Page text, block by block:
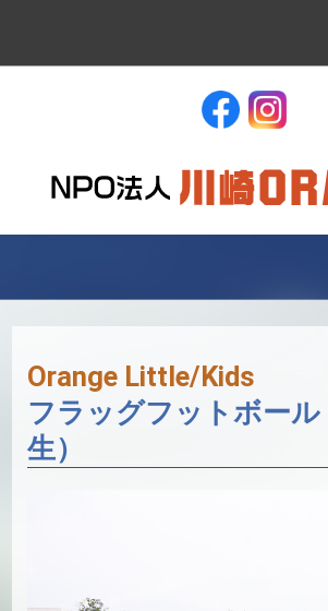
Orange Little/Kids
フラッグフットボール
生）